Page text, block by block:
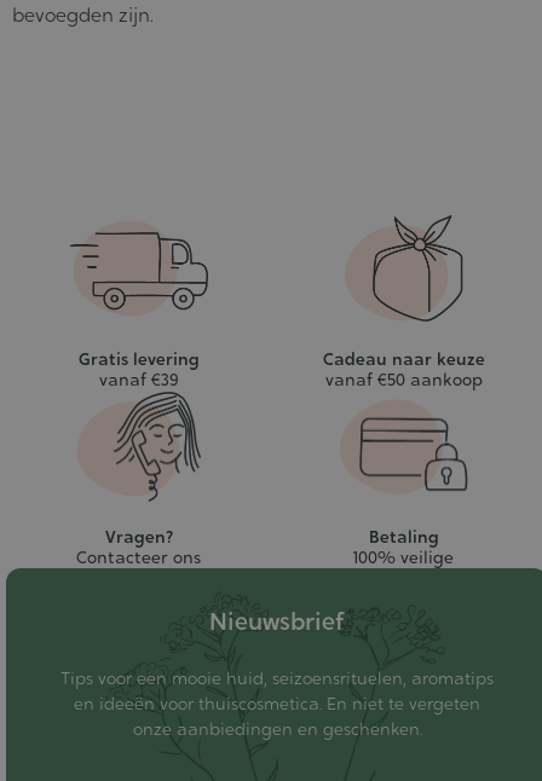
bevoegden zijn.
Gratis levering
vanaf €39
Cadeau naar keuze
vanaf €50 aankoop
Vragen?
Contacteer ons
Betaling
100% veilige
Nieuwsbrief
Tips voor een mooie huid, seizoensrituelen, aromatips
en ideeën voor thuiscosmetica. En niet te vergeten
onze aanbiedingen en geschenken.